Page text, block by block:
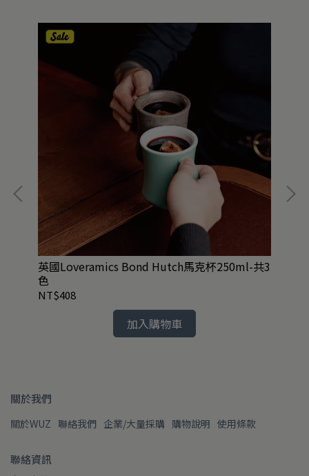
英國Loveramics Bond Hutch馬克杯250ml-共3
色
NT$408
加入購物車
關於我們
關於WUZ 聯絡我們 企業/大量採購 購物說明 使用條款
聯絡資訊